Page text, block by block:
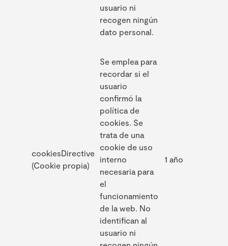
usuario ni
recogen ningún
dato personal.
cookiesDirective
(Cookie propia)
Se emplea para
recordar si el
usuario
confirmó la
política de
cookies. Se
trata de una
cookie de uso
interno
necesaria para
el
funcionamiento
de la web. No
identifican al
usuario ni
1 año